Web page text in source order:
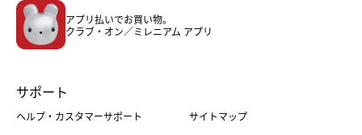
ホーム・キッチン＆アート
アプリ払いでお買い物。
クラブ・オン／ミレニアム アプリ
サポート
ヘルプ・カスタマーサポート サイトマップ